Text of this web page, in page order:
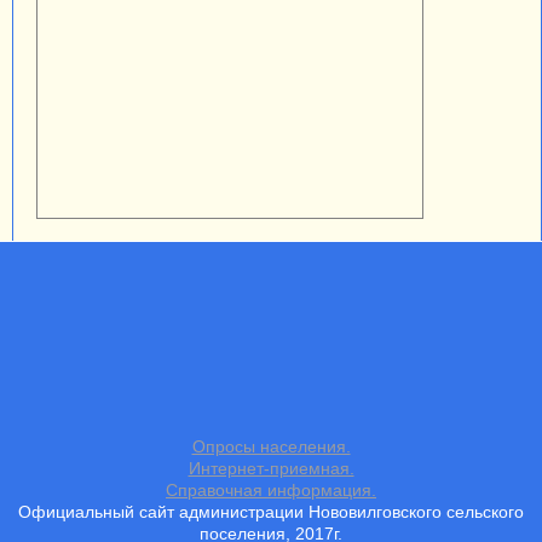
Опросы населения.
Интернет-приемная.
Справочная информация.
Официальный сайт администрации Нововилговского сельского
поселения, 2017г.